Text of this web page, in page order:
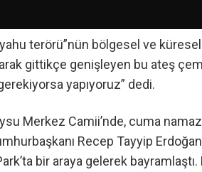
terörü”nün bölgesel ve
gittikçe genişleyen bu ateş
yapıyoruz” dedi.
Merkez Camii’nde, cuma
Recep Tayyip
bir araya gelerek